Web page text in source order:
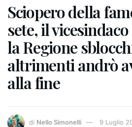
Sciopero della
sete, il
la Regione
altrimenti andrò
alla fine
di Nello Simonelli 9 Luglio